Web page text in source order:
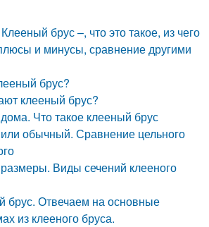
брус –, что это такое, из чего
и минусы, сравнение другими
брус?
клееный брус?
Что такое клееный брус
обычный. Сравнение цельного
Виды сечений клееного
брус. Отвечаем на основные
из клееного бруса.